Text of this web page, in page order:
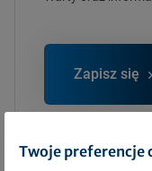
Zapisz się
Twoje preferencje